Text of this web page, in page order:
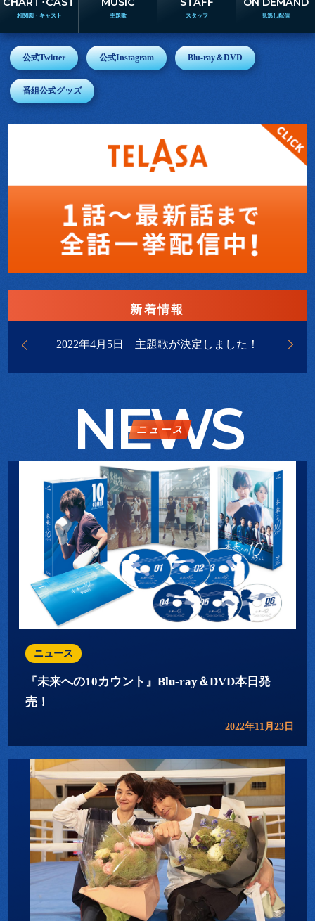
相関図・キャスト 主題歌 スタッフ 見逃し配信
公式Twitter 公式Instagram Blu-ray＆DVD
番組公式グッズ
新着情報
2022年4月5日 主題歌が決定しました！
ました
NEWS
ニュース
ニュース
『未来への10カウント』Blu-ray＆DVD本日発
売！
2022年11月23日